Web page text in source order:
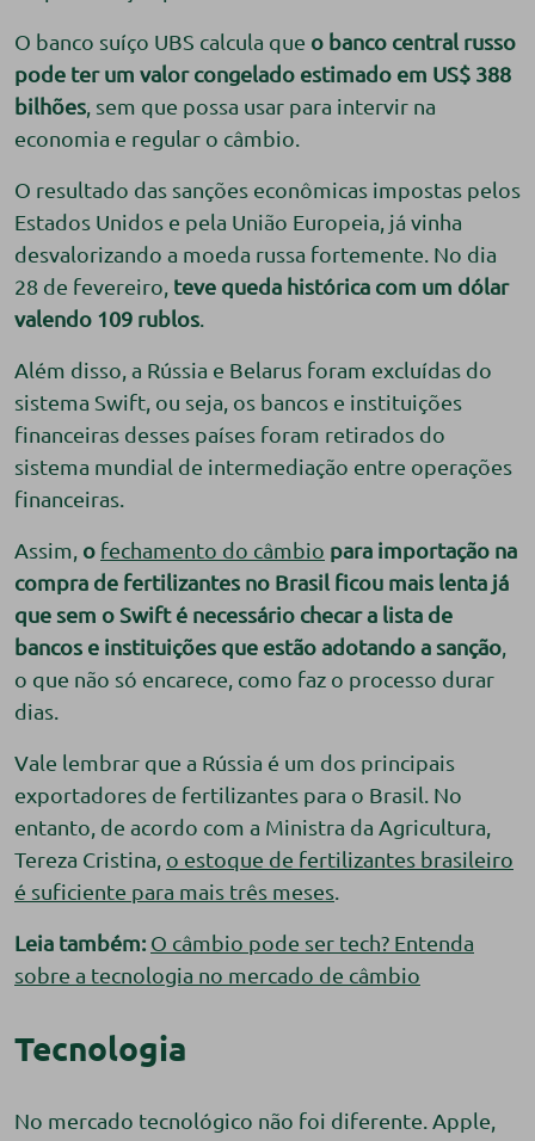
O banco suíço UBS calcula que o banco central russo
pode ter um valor congelado estimado em US$ 388
bilhões , sem que possa usar para intervir na
economia e regular o câmbio.
O resultado das sanções econômicas impostas pelos
Estados Unidos e pela União Europeia, já vinha
desvalorizando a moeda russa fortemente. No dia
28 de fevereiro, teve queda histórica com um dólar
valendo 109 rublos
Além disso, a Rússia e Belarus foram excluídas do
sistema Swift, ou seja, os bancos e instituições
financeiras desses países foram retirados do
sistema mundial de intermediação entre operações
financeiras.
Assim, o fechamento do câmbio para importação na
compra de fertilizantes no Brasil ficou mais lenta já
que sem o Swift é necessário checar a lista de
bancos e instituições que estão adotando a sanção
o que não só encarece, como faz o processo durar
dias.
Vale lembrar que a Rússia é um dos principais
exportadores de fertilizantes para o Brasil. No
entanto, de acordo com a Ministra da Agricultura,
Tereza Cristina, o estoque de fertilizantes brasileiro
é suficiente para mais três meses
Leia também: O câmbio pode ser tech? Entenda
sobre a tecnologia no mercado de câmbio
Tecnologia
No mercado tecnológico não foi diferente. Apple,